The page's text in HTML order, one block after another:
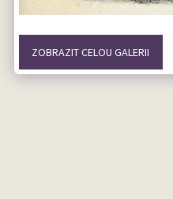
ZOBRAZIT CELOU GALERII